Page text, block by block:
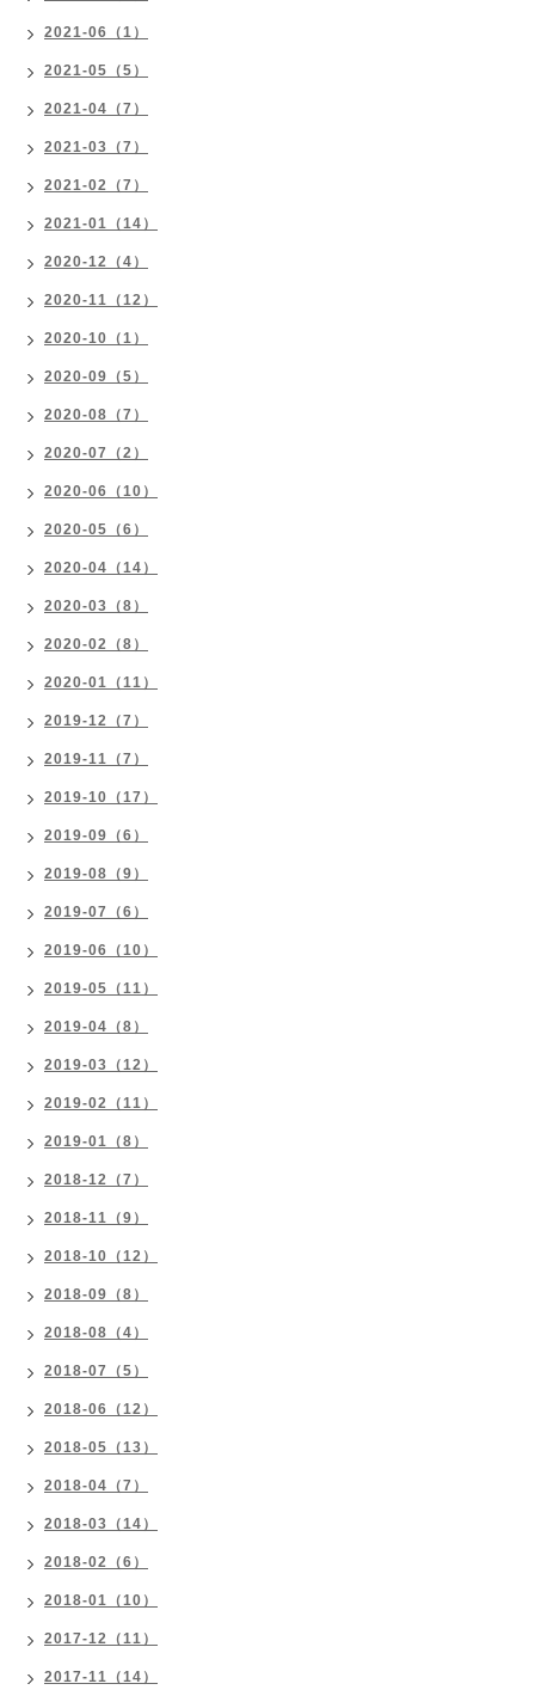
2021-06（1）
2021-05（5）
2021-04（7）
2021-03（7）
2021-02（7）
2021-01（14）
2020-12（4）
2020-11（12）
2020-10（1）
2020-09（5）
2020-08（7）
2020-07（2）
2020-06（10）
2020-05（6）
2020-04（14）
2020-03（8）
2020-02（8）
2020-01（11）
2019-12（7）
2019-11（7）
2019-10（17）
2019-09（6）
2019-08（9）
2019-07（6）
2019-06（10）
2019-05（11）
2019-04（8）
2019-03（12）
2019-02（11）
2019-01（8）
2018-12（7）
2018-11（9）
2018-10（12）
2018-09（8）
2018-08（4）
2018-07（5）
2018-06（12）
2018-05（13）
2018-04（7）
2018-03（14）
2018-02（6）
2018-01（10）
2017-12（11）
2017-11（14）